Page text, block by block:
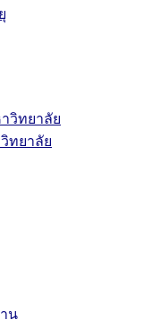
วิทยาลัย
ทยาลัย
น